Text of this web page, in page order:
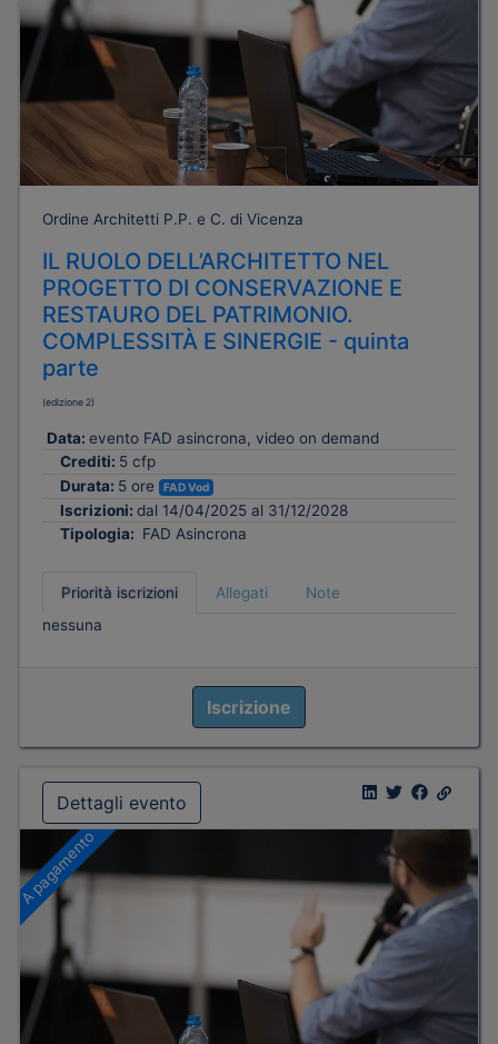
Ordine Architetti P.P. e C. di Vicenza
IL RUOLO DELL’ARCHITETTO NEL
PROGETTO DI CONSERVAZIONE E
RESTAURO DEL PATRIMONIO.
COMPLESSITÀ E SINERGIE - quinta
parte
(edizione 2)
Data: evento FAD asincrona, video on demand
Crediti: 5 cfp
Durata: 5 ore FAD Vod
Iscrizioni: dal 14/04/2025 al 31/12/2028
Tipologia: FAD Asincrona
Priorità iscrizioni Allegati
Note
nessuna
Iscrizione
Dettagli evento
A pagamento